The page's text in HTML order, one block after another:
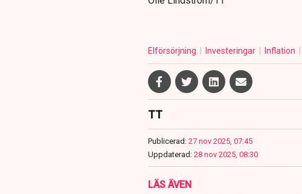
Elförsörjning Investeringar Inflation
TT
Publicerad: 27 nov 2025, 07:45
Uppdaterad: 28 nov 2025, 08:30
LÄS ÄVEN